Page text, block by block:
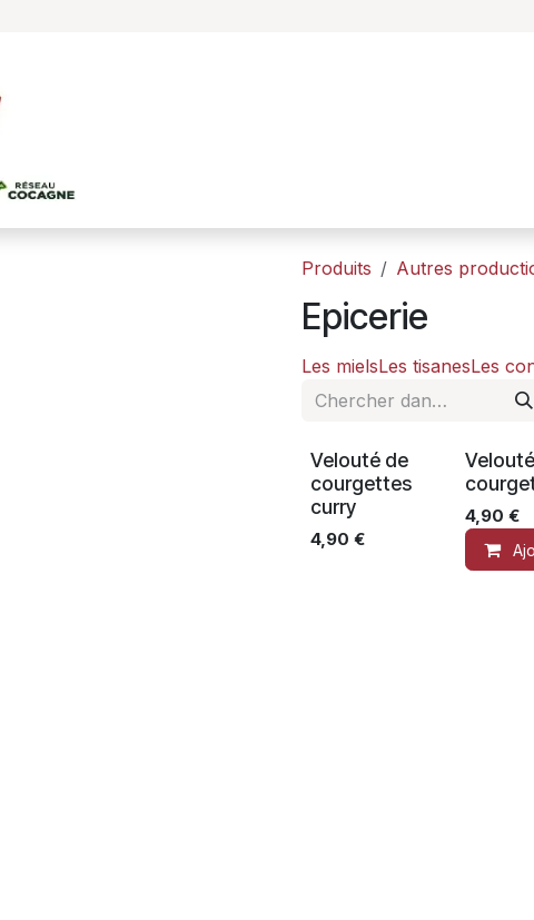
Produits Autres
Epicerie
Les mielsLes tisanesLes
Velouté de
courgettes
curry
4,90 €
4,90 €